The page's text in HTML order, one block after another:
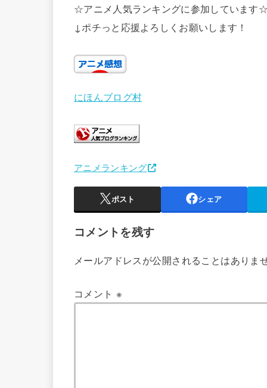
☆アニメ人気ランキングに参加しています
↓ポチっと応援よろしくお願いします！
にほんブログ村
アニメランキング
ポスト シェア
コメントを残す
メールアドレスが公開されることはありま
コメント※